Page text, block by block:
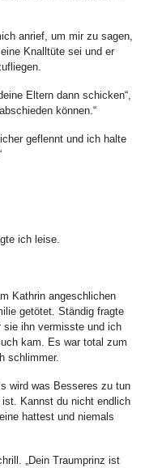
anrief, um mir zu sagen,
Knalltüte sei und er
Eltern dann schicken“,
können.“
geflennt und ich halte
ich leise.
Kathrin angeschlichen
getötet. Ständig fragte
ihn vermisste und ich
kam. Es war total zum
schlimmer.
wird was Besseres zu tun
Kannst du nicht endlich
hattest und niemals
„Dein Traumprinz ist